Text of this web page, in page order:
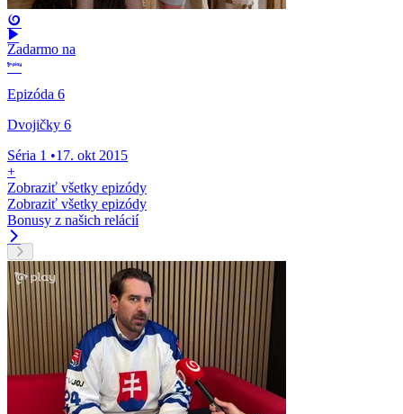
Zadarmo na
Epizóda 6
Dvojičky 6
Séria 1 •17. okt 2015
+
Zobraziť všetky epizódy
Zobraziť všetky epizódy
Bonusy z našich relácií